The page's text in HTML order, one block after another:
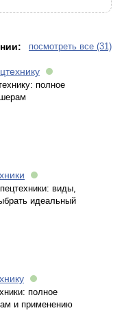
посмотреть все (31)
полное
виды,
идеальный
полное
и применению